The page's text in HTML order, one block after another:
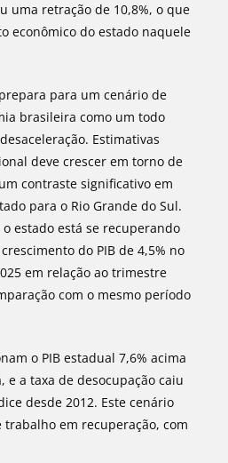
uma retração de 10,8%, o que
econômico do estado naquele
para um cenário de
brasileira como um todo
Estimativas
deve crescer em torno de
contraste significativo em
para o Rio Grande do Sul.
estado está se recuperando
do PIB de 4,5% no
em relação ao trimestre
com o mesmo período
o PIB estadual 7,6% acima
a taxa de desocupação caiu
desde 2012. Este cenário
em recuperação, com